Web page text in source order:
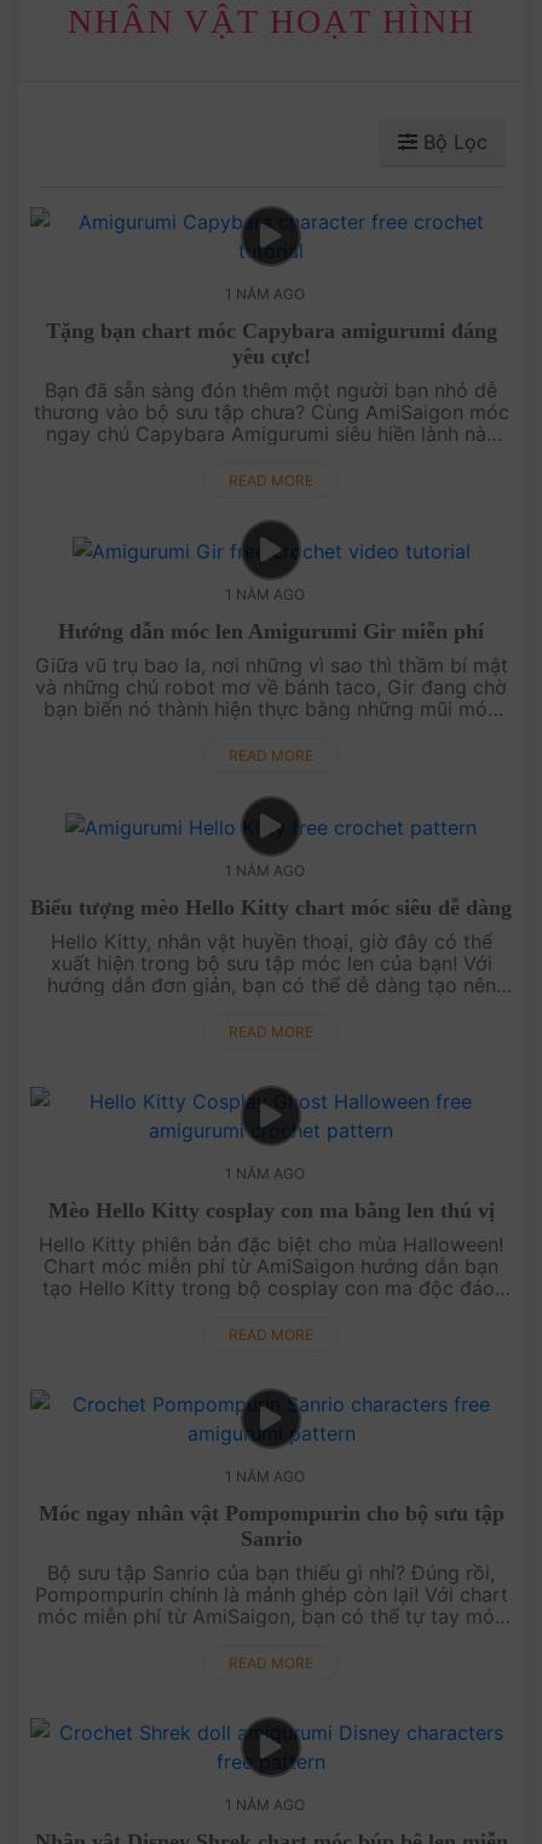
NHÂN VẬT HOẠT HÌNH
Bộ Lọc
1 NĂM AGO
Tặng bạn chart móc Capybara amigurumi đáng
yêu cực!
Bạn đã sẵn sàng đón thêm một người bạn nhỏ dễ
thương vào bộ sưu tập chưa? Cùng AmiSaigon móc
ngay chú Capybara Amigurumi siêu hiền lành này
hiển thị rõ ngay tro....
READ MORE
1 NĂM AGO
Hướng dẫn móc len Amigurumi Gir miễn phí
Giữa vũ trụ bao la, nơi những vì sao thì thầm bí mật
và những chú robot mơ về bánh taco, Gir đang chờ
bạn biến nó thành hiện thực bằng những mũi móc
đáng yêu khô....
READ MORE
1 NĂM AGO
Biểu tượng mèo Hello Kitty chart móc siêu dễ dàng
Hello Kitty, nhân vật huyền thoại, giờ đây có thể
xuất hiện trong bộ sưu tập móc len của bạn! Với
hướng dẫn đơn giản, bạn có thể dễ dàng tạo nên
tặng hoặc trang trí. Bắt đầ....
READ MORE
1 NĂM AGO
Mèo Hello Kitty cosplay con ma bằng len thú vị
Hello Kitty phiên bản đặc biệt cho mùa Halloween!
Chart móc miễn phí từ AmiSaigon hướng dẫn bạn
tạo Hello Kitty trong bộ cosplay con ma độc đáo.
lễ sắp tới. Khám phá ng....
READ MORE
1 NĂM AGO
Móc ngay nhân vật Pompompurin cho bộ sưu tập
Sanrio
Bộ sưu tập Sanrio của bạn thiếu gì nhỉ? Đúng rồi,
Pompompurin chính là mảnh ghép còn lại! Với chart
móc miễn phí từ AmiSaigon, bạn có thể tự tay móc
Sanrio của mình. Thử ....
READ MORE
1 NĂM AGO